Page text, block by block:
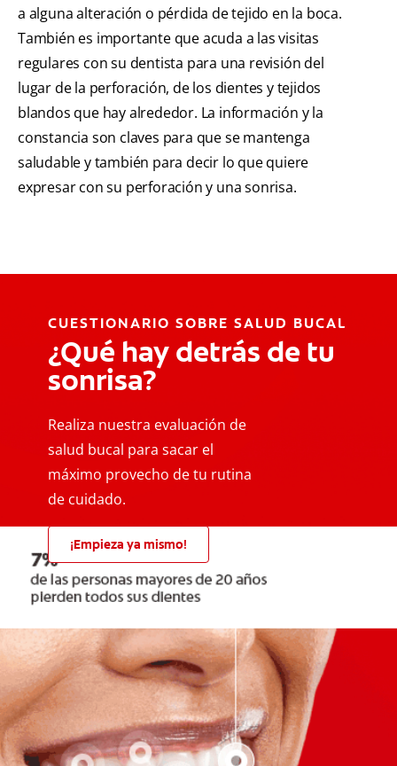
a alguna alteración o pérdida de tejido en la boca.
También es importante que acuda a las visitas
regulares con su dentista para una revisión del
lugar de la perforación, de los dientes y tejidos
blandos que hay alrededor. La información y la
constancia son claves para que se mantenga
saludable y también para decir lo que quiere
expresar con su perforación y una sonrisa.
CUESTIONARIO SOBRE SALUD BUCAL
¿Qué hay detrás de tu
sonrisa?
Realiza nuestra evaluación de
salud bucal para sacar el
máximo provecho de tu rutina
de cuidado.
¡Empieza ya mismo!